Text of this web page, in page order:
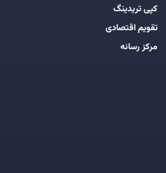
کپی تریدینگ
تقویم اقتصادی
مرکز رسانه